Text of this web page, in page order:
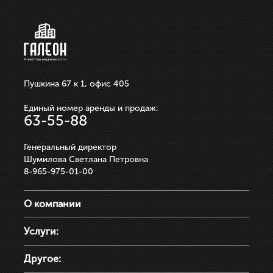
Пушкина 67 к 1, офис 405
Единый номер аренды и продаж:
63-55-88
Генеральный директор
Шумилова Светлана Петровна
8-965-975-01-00
О компании
Услуги:
Другое: